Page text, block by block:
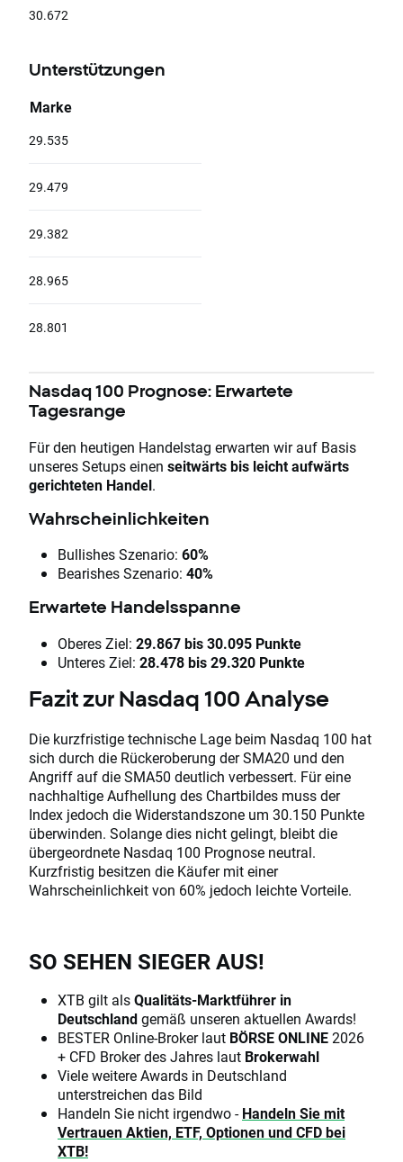
30.672
Unterstützungen
Marke
29.535
29.479
29.382
28.965
28.801
Nasdaq 100 Prognose: Erwartete
Tagesrange
Für den heutigen Handelstag erwarten wir auf Basis
unseres Setups einen seitwärts bis leicht aufwärts
gerichteten Handel.
Wahrscheinlichkeiten
Bullishes Szenario: 60%
Bearishes Szenario: 40%
Erwartete Handelsspanne
Oberes Ziel: 29.867 bis 30.095 Punkte
Unteres Ziel: 28.478 bis 29.320 Punkte
Fazit zur Nasdaq 100 Analyse
Die kurzfristige technische Lage beim Nasdaq 100 hat
sich durch die Rückeroberung der SMA20 und den
Angriff auf die SMA50 deutlich verbessert. Für eine
nachhaltige Aufhellung des Chartbildes muss der
Index jedoch die Widerstandszone um 30.150 Punkte
überwinden. Solange dies nicht gelingt, bleibt die
übergeordnete Nasdaq 100 Prognose neutral.
Kurzfristig besitzen die Käufer mit einer
Wahrscheinlichkeit von 60% jedoch leichte Vorteile.
SO SEHEN SIEGER AUS!
XTB gilt alsQualitäts-Marktführer in
Deutschlandgemäß unseren aktuellen Awards!
BESTER Online-Broker laut BÖRSE ONLINE2026
+ CFD Broker des Jahres laut Brokerwahl
Viele weitere Awards in Deutschland
unterstreichen das Bild
Handeln Sie nicht irgendwo -Handeln Sie mit
Vertrauen Aktien, ETF, Optionen und CFD bei
XTB!